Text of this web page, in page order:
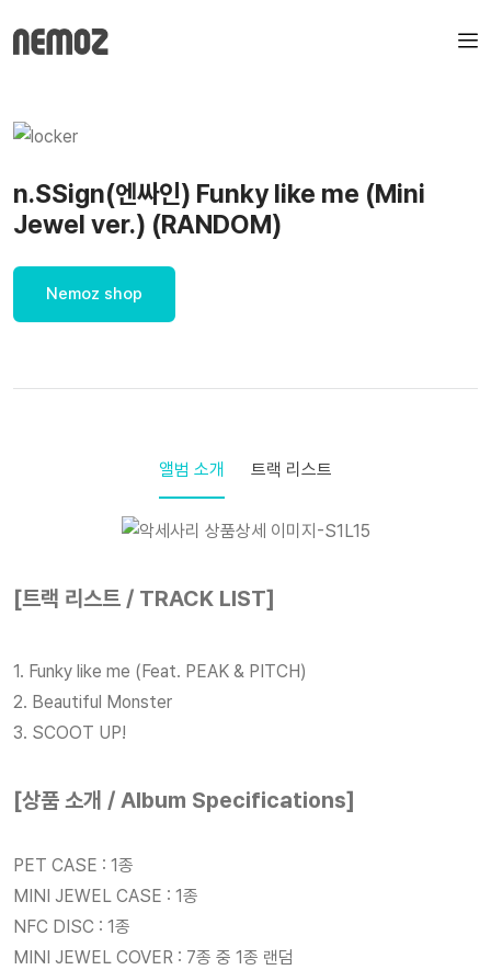
n.SSign(엔싸인) Funky like me (Mini
Jewel ver.) (RANDOM)
Nemoz shop
앨범 소개 트랙 리스트
[트랙 리스트 / TRACK LIST]
1. Funky like me (Feat. PEAK & PITCH)
2. Beautiful Monster
3. SCOOT UP!
[상품 소개 / Album Specifications]
PET CASE : 1종
MINI JEWEL CASE : 1종
NFC DISC : 1종
MINI JEWEL COVER : 7종 중 1종 랜덤